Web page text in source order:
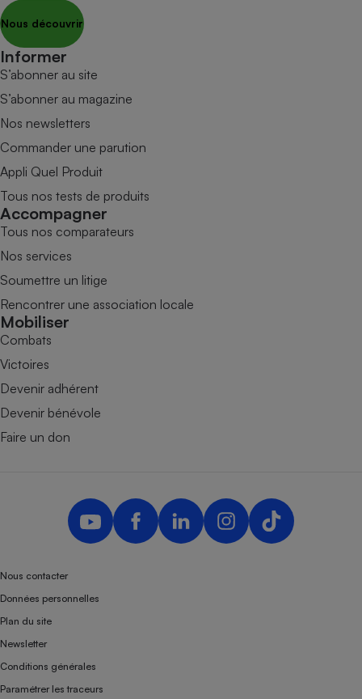
Nous découvrir
Informer
S’abonner au site
S’abonner au magazine
Nos newsletters
Commander une parution
Appli Quel Produit
Tous nos tests de produits
Accompagner
Tous nos comparateurs
Nos services
Soumettre un litige
Rencontrer une association locale
Mobiliser
Combats
Victoires
Devenir adhérent
Devenir bénévole
Faire un don
Nous contacter
Données personnelles
Plan du site
Newsletter
Conditions générales
Paramétrer les traceurs